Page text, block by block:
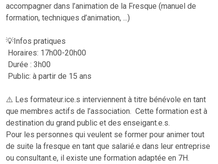
accompagner dans l’animation de la Fresque (manuel de
formation, techniques d’animation, ...)
💡Infos pratiques
Horaires: 17h00-20h00
Durée : 3h00
Public: à partir de 15 ans
⚠️ Les formateur.ice.s interviennent à titre bénévole en tant
que membres actifs de l’association. Cette formation est à
destination du grand public et des enseigant.e.s.
Pour les personnes qui veulent se former pour animer tout
de suite la fresque en tant que salarié.e dans leur entreprise
ou consultant.e, il existe une formation adaptée en 7H.